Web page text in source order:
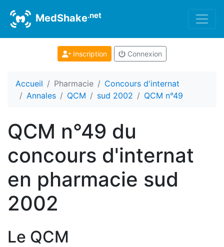
MedShake.net
Inscription Connexion
Accueil Pharmacie
Concours d'internat
Annales
QCM sud 2002 QCM n°49
QCM n°49 du
concours d'internat
en pharmacie sud
2002
Le QCM